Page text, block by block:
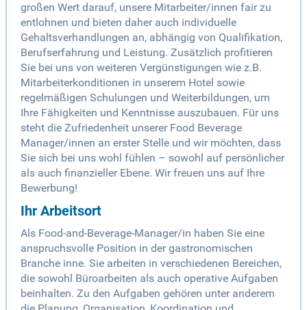
großen Wert darauf, unsere Mitarbeiter/innen fair zu
entlohnen und bieten daher auch individuelle
Gehaltsverhandlungen an, abhängig von Qualifikation,
Berufserfahrung und Leistung. Zusätzlich profitieren
Sie bei uns von weiteren Vergünstigungen wie z.B.
Mitarbeiterkonditionen in unserem Hotel sowie
regelmäßigen Schulungen und Weiterbildungen, um
Ihre Fähigkeiten und Kenntnisse auszubauen. Für uns
steht die Zufriedenheit unserer Food Beverage
Manager/innen an erster Stelle und wir möchten, dass
Sie sich bei uns wohl fühlen – sowohl auf persönlicher
als auch finanzieller Ebene. Wir freuen uns auf Ihre
Bewerbung!
Ihr Arbeitsort
Als Food-and-Beverage-Manager/in haben Sie eine
anspruchsvolle Position in der gastronomischen
Branche inne. Sie arbeiten in verschiedenen Bereichen,
die sowohl Büroarbeiten als auch operative Aufgaben
beinhalten. Zu den Aufgaben gehören unter anderem